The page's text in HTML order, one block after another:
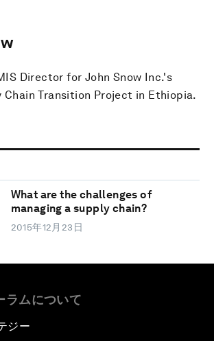
Director for John Snow Inc.'s
Chain Transition Project in Ethiopia.
What are the challenges of
managing a supply chain?
2015年12月23日
ラムについて
ジー